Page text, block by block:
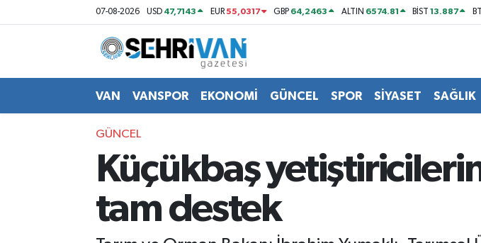
07-08-2026 USD 47,7143 EUR55,0317 GBP 64,2463 ALTIN 6574.81 BİST13.887
VAN VANSPOR EKONOMİ GÜNCEL SPOR SİYASET SAĞLIK
GÜNCEL
Küçükbaş
tam destek
Van Nöbetçi Eczaneler
Van Hava Durumu
VAN Namaz Vakitleri
Van Trafik Yoğunluk Haritası
Süper Lig Puan Durumu ve Fikstür